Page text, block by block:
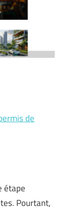
de
étape
Pourtant,